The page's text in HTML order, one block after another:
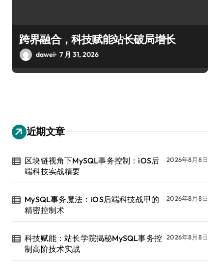
跨界融合，科技赋能站长破局增长
dawei 7 月 31, 2026
近期文章
区块链视角下MySQL事务控制：iOS后
端科技实战精要
2026年8月8日
MySQL事务魔法：iOS后端科技战甲的
精密控制术
2026年8月8日
科技赋能：站长学院揭秘MySQL事务控
制高阶技术实战
2026年8月8日